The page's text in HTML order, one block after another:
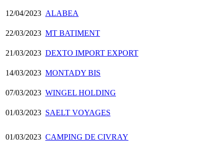
12/04/2023 ALABEA
22/03/2023 MT BATIMENT
21/03/2023 DEXTO IMPORT EXPORT
14/03/2023 MONTADY BIS
07/03/2023 WINGEL HOLDING
01/03/2023 SAELT VOYAGES
01/03/2023 CAMPING DE CIVRAY